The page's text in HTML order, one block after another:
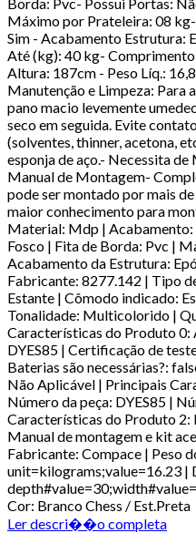
Máximo por Prateleira: 08
Sim - Acabamento Estrutura:
Até (kg): 40 kg-
Altura: 187cm - Peso Líq.:
Manutenção e Limpeza: Para
pano macio levemente
seco em seguida. Evite
(solventes, thinner, acetona,
esponja de aço.- Necessita
Manual de Montagem-
pode ser montado por mais
maior conhecimento para
Material: Mdp | Acabamento:
Fosco | Fita de Borda: Pvc |
Acabamento da Estrutura:
Fabricante: 8277.142 | Tipo
Estante | Cômodo indicado:
Tonalidade: Multicolorido |
Características do Produto 0:
DYES85 | Certificação de
Baterias são necessárias?:
Não Aplicável | Principais
Número da peça: DYES85 |
Características do Produto 2:
Manual de montagem e kit
Fabricante: Compace | Peso
unit=kilograms;value=16.23 |
Cor: Branco Chess / Est.Preta
Ler descri��o completa